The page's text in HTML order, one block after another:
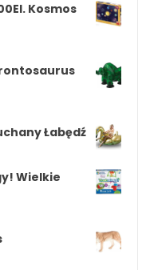
Kosmos
Łabędź
Wielkie